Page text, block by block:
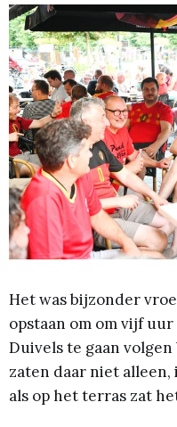
Het was bijzonder
opstaan om om vijf
Duivels te gaan
zaten daar niet
als op het terras zat